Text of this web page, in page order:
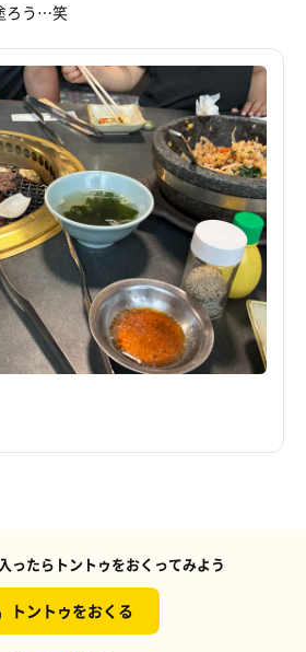
ろう…笑
ったらトントゥをおくってみよう
トントゥをおくる